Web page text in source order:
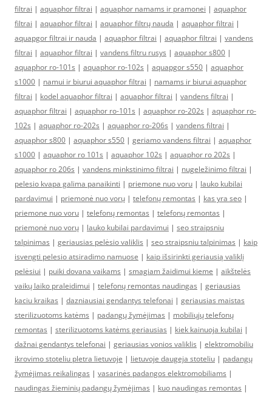
filtrai | aquaphor filtrai | aquaphor namams ir pramonei | aquaphor
filtrai | aquaphor filtrai | aquaphor filtrų nauda | aquaphor filtrai |
aquapgor filtrai ir nauda | aquaphor filtrai | aquaphor filtrai | vandens
filtrai | aquaphor filtrai | vandens filtru rusys | aquaphor s800 |
aquaphor ro-101s | aquaphor ro-102s | aquapgor s550 | aquaphor
s1000 | namui ir biurui aquaphor filtrai | namams ir biurui aquaphor
filtrai | kodel aquaphor filtrai | aquaphor filtrai | vandens filtrai |
aquaphor filtrai | aquaphor ro-101s | aquaphor ro-202s | aquaphor ro-
102s | aquaphor ro-202s | aquaphor ro-206s | vandens filtrai |
aquaphor s800 | aquaphor s550 | geriamo vandens filtrai | aquaphor
s1000 | aquaphor ro 101s | aquaphor 102s | aquaphor ro 202s |
aquaphor ro 206s | vandens minkstinimo filtrai | nugeležinimo filtrai |
pelesio kvapa galima panaikinti | priemone nuo voru | lauko kubilai
pardavimui | priemonė nuo vorų | telefonų remontas | kas yra seo |
priemone nuo voru | telefonų remontas | telefonų remontas |
priemonė nuo vorų | lauko kubilai pardavimui | seo straipsniu
talpinimas | geriausias pelėsio valiklis | seo straipsniu talpinimas | kaip
isvengti pelesio atsiradimo namuose | kaip išsirinkti geriausią valiklį
pelėsiui | puiki dovana vaikams | smagiam žaidimui kieme | aikštelės
vaikų laiko praleidimui | telefonų remontas naudingas | geriausias
kaciu kraikas | dazniausiai gendantys telefonai | geriausias maistas
sterilizuotoms katėms | padangų žymėjimas | mobiliųjų telefonų
remontas | sterilizuotoms katėms geriausias | kiek kainuoja kubilai |
dažnai gendantys telefonai | geriausias vonios valiklis | elektromobiliu
ikrovimo stoteliu pletra lietuvoje | lietuvoje daugeja stoteliu | padangų
žymėjimas reikalingas | vasarinės padangos elektromobiliams |
naudingas žieminių padangų žymėjimas | kuo naudingas remontas |